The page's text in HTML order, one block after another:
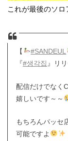
これが最後のソロ
【 #SANDEUL
『#생각집 』リ
配信だけでなく
嬉しいです～～
もちろんパッセ
可能ですよ